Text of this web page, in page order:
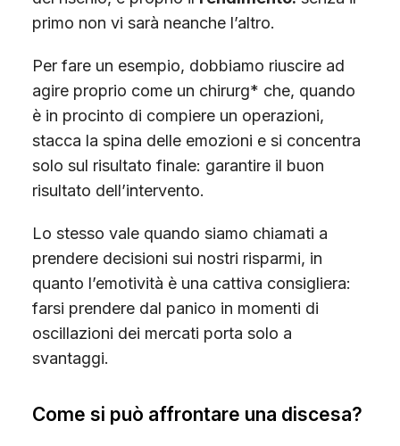
primo non vi sarà neanche l’altro.
Per fare un esempio, dobbiamo riuscire ad
agire proprio come un chirurg* che, quando
è in procinto di compiere un operazioni,
stacca la spina delle emozioni e si concentra
solo sul risultato finale: garantire il buon
risultato dell’intervento.
Lo stesso vale quando siamo chiamati a
prendere decisioni sui nostri risparmi, in
quanto l’emotività è una cattiva consigliera:
farsi prendere dal panico in momenti di
oscillazioni dei mercati porta solo a
svantaggi.
Come si può affrontare una discesa?